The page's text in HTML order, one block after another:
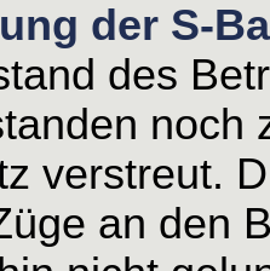
der S-
des
noch
verstreut.
an den